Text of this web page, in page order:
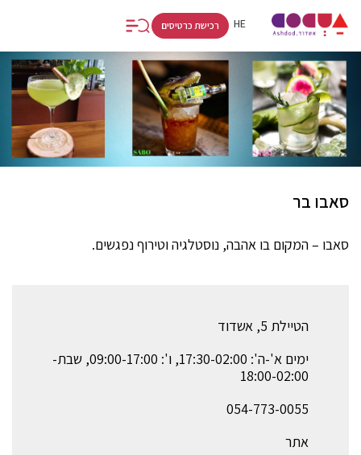
HE
RU
רכישת כרטיסים
סאבו בר
סאבו – המקום בו אהבה, נוסטלגיה וטירוף נפגשים.
הטיילת 5, אשדוד
ימים א'-ה': 17:30-02:00, ו': 09:00-17:00, שבת-
18:00-02:00
אתר